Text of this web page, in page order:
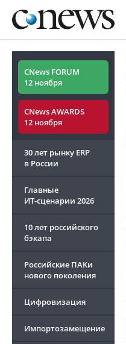
CNews FORUM
12 ноября
CNews AWARDS
12 ноября
30 лет рынку ERP
в России
Главные
ИТ-сценарии 2026
10 лет российского
бэкапа
Российские ПАКи
нового поколения
Цифровизация
Импортозамещение
ОБЗОР